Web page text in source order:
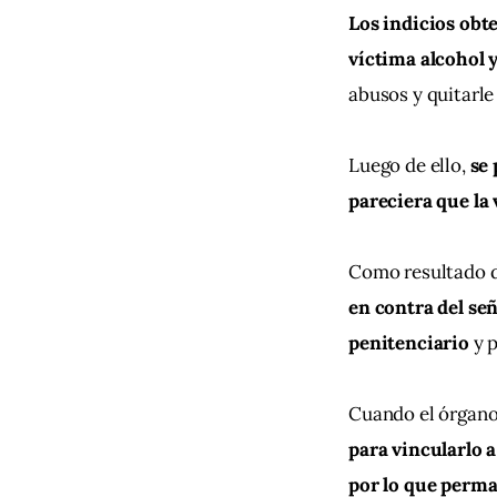
Los indicios
víctima alcohol
abusos y
Luego de ello, se
pareciera que la
Como resultado
en contra del
penitenciario y
Cuando el
para vincularlo
por lo que